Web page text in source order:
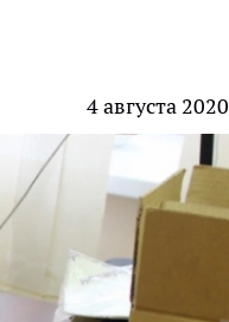
4 августа 2020